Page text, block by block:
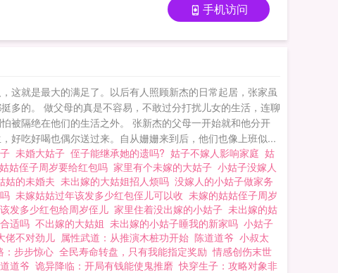
手机访问
这就是最大的满足了。以后有人照顾新杰的日常起居，张家虽
多的。 做父母的真是不容易，不敢过分打扰儿女的生活，连聊
被隔绝在他们的生活之外。 张新杰的父母一开始就和他分开
好吃好喝也偶尔送过来。自从姗姗来到后，他们也像上班似...
未婚大姑子 侄子能继承她的遗吗? 姑子不嫁人影响家庭 姑
姑侄子周岁要给红包吗 家里有个未嫁的大姑子 小姑子没嫁人
姑的未婚夫 未出嫁的大姑姐招人烦吗 没嫁人的小姑子做家务
未嫁姑姑过年该发多少红包侄儿可以收 未嫁的姑姑侄子周岁
发多少红包给周岁侄儿 家里住着没出嫁的小姑子 未出嫁的姑
适吗 不出嫁的大姑姐 未出嫁的小姑子睡我的新家吗 小姑子
佬不对劲儿 属性武道：从推演木桩功开始 陈道道爷 小叔太
：步步惊心 全民寿命转盘，只有我能指定奖励 情感创伤末世
道爷 诡异降临：开局有钱能使鬼推磨 快穿生子：攻略对象非